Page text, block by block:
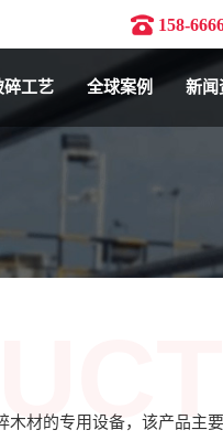
158-
碎工艺 全球案例 新闻
木材的专用设备，该产品主